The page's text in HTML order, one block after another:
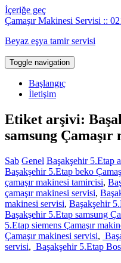
İçeriğe geç
Çamaşır Makinesi Servisi ::
Beyaz eşya tamir servisi
Toggle navigation
Başlangıç
İletişim
Etiket arşivi:
samsung
Sab Genel Başakşehir 5.Etap
Başakşehir 5.Etap beko
çamaşır makinesi tamircisi,
çamaşır makinesi servisi,
makinesi servisi, Başakşehir
Başakşehir 5.Etap samsung
5.Etap siemens Çamaşır
Çamaşır makinesi servisi,
servisi, Başakşehir 5.Etap